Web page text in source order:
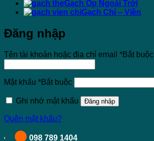
Gạch Ốp Ngoài Trời
Gạch Chỉ – Viền
098 789 1404
Đăng nhập
Tên tài khoản hoặc địa chỉ email *Bắt buộc
Mật khẩu *Bắt buộc
Ghi nhớ mật khẩu Đăng nhập
Quên mật khẩu?